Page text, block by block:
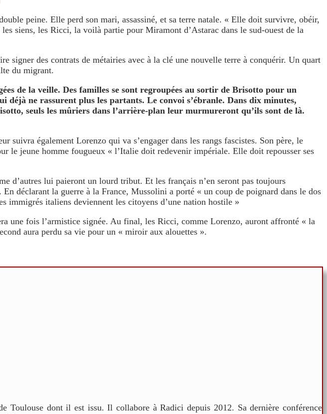
peine. Elle perd son mari, assassiné, et sa terre natale. « Elle doit survivre, obéir,
siens, les Ricci, la voilà partie pour Miramont d’Astarac dans le sud-ouest de la
signer des contrats de métairies avec à la clé une nouvelle terre à conquérir. Un quart
du migrant.
de la veille. Des familles se sont regroupées au sortir de Brisotto pour un
déjà ne rassurent plus les partants. Le convoi s’ébranle. Dans dix minutes,
seuls les mûriers dans l’arrière-plan leur murmureront qu’ils sont de là.
suivra également Lorenzo qui va s’engager dans les rangs fascistes. Son père, le
le jeune homme fougueux « l’Italie doit redevenir impériale. Elle doit repousser ses
d’autres lui paieront un lourd tribut. Et les français n’en seront pas toujours
déclarant la guerre à la France, Mussolini a porté « un coup de poignard dans le dos
immigrés italiens deviennent les citoyens d’une nation hostile »
une fois l’armistice signée. Au final, les Ricci, comme Lorenzo, auront affronté « la
aura perdu sa vie pour un « miroir aux alouettes ».
Toulouse dont il est issu. Il collabore à Radici depuis 2012. Sa dernière conférence